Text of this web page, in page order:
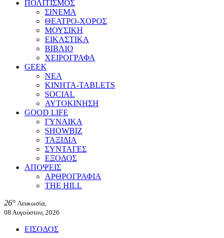
ΠΟΛΙΤΙΣΜΟΣ
ΣΙΝΕΜΑ
ΘΕΑΤΡΟ-ΧΟΡΟΣ
ΜΟΥΣΙΚΗ
ΕΙΚΑΣΤΙΚΑ
ΒΙΒΛΙΟ
ΧΕΙΡΟΓΡΑΦΑ
GEEK
ΝΕΑ
ΚΙΝΗΤΑ-TABLETS
SOCIAL
ΑΥΤΟΚΙΝΗΣΗ
GOOD LIFE
ΓΥΝΑΙΚΑ
SHOWBIZ
ΤΑΞΙΔΙΑ
ΣΥΝΤΑΓΕΣ
ΕΞΟΔΟΣ
ΑΠΟΨΕΙΣ
ΑΡΘΡΟΓΡΑΦΙΑ
THE HILL
26° Λευκωσία,
08 Αυγούστου, 2026
ΕΙΣΟΔΟΣ